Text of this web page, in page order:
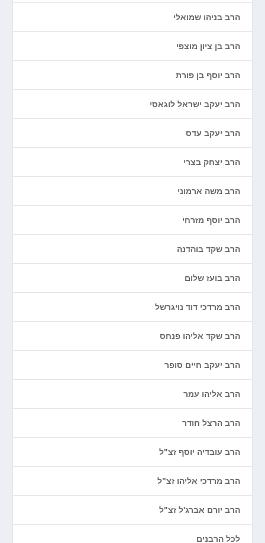
הרב בניהו שמואלי
הרב בן ציון מוצפי
הרב יוסף בן פורת
הרב יעקב ישראל לוגאסי
הרב יעקב עדס
הרב יצחק בצרי
הרב משה ארמוני
הרב יוסף מזרחי
הרב שקד בוהדנה
הרב בועז שלום
הרב מרדכי דוד נויגרשל
הרב שקד אליהו פנחס
הרב יעקב חיים סופר
הרב אליהו עמר
הרב הרצל חודר
הרב עובדיה יוסף זצ"ל
הרב מרדכי אליהו זצ"ל
הרב יורם אברג'ל זצ"ל
לכל הרבנים